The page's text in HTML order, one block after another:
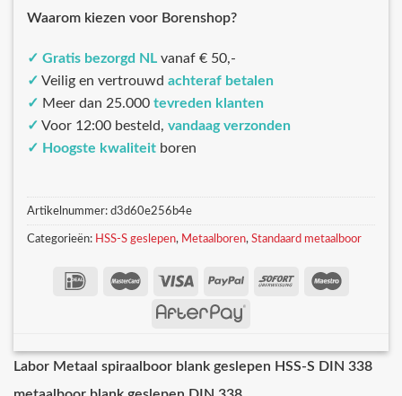
Waarom kiezen voor Borenshop?
✓ Gratis bezorgd NL vanaf € 50,-
✓ Veilig en vertrouwd achteraf betalen
✓ Meer dan 25.000 tevreden klanten
✓ Voor 12:00 besteld, vandaag verzonden
✓ Hoogste kwaliteit boren
Artikelnummer: d3d60e256b4e
Categorieën: HSS-S geslepen, Metaalboren, Standaard metaalboor
Labor Metaal spiraalboor blank geslepen HSS-S DIN 338